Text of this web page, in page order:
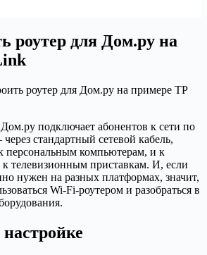
роутер для Дом.ру на
роутер для Дом.ру на примере TP
подключает абонентов к сети по
стандартный сетевой кабель,
персональным компьютерам, и к
телевизионным приставкам. И, если
нужен на разных платформах, значит,
Wi-Fi-роутером и разобраться в